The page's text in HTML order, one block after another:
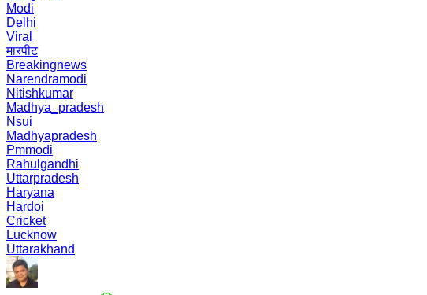
Modi
Delhi
Viral
मारपीट
Breakingnews
Narendramodi
Nitishkumar
Madhya_pradesh
Nsui
Madhyapradesh
Pmmodi
Rahulgandhi
Uttarpradesh
Haryana
Hardoi
Cricket
Lucknow
Uttarakhand